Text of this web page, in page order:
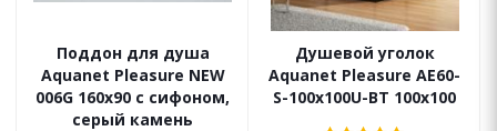
Поддон для душа
Aquanet Pleasure NEW
006G 160x90 с сифоном,
серый камень
Душевой уголок
Aquanet Pleasure AE60-
S-100x100U-BT 100х100